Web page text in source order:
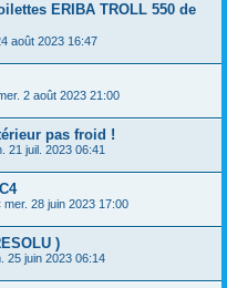
ERIBA TROLL 550 de
août 2023 16:47
2 août 2023 21:00
pas froid !
21 juil. 2023 06:41
mer. 28 juin 2023 17:00
)
25 juin 2023 06:14